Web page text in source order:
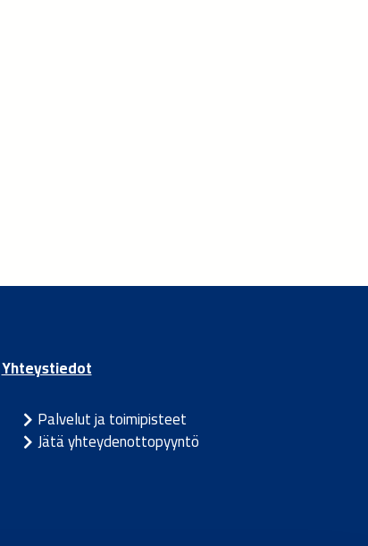
Yhteystiedot
Palvelut ja toimipisteet
Jätä yhteydenottopyyntö